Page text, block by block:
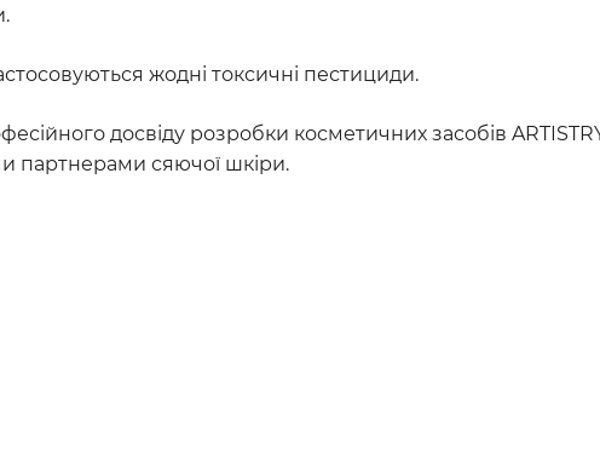
жодні токсичні пестициди.
досвіду розробки косметичних засобів
партнерами сяючої шкіри.